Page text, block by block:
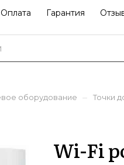
Оплата Гарантия
оборудование – Точки
Wi-Fi